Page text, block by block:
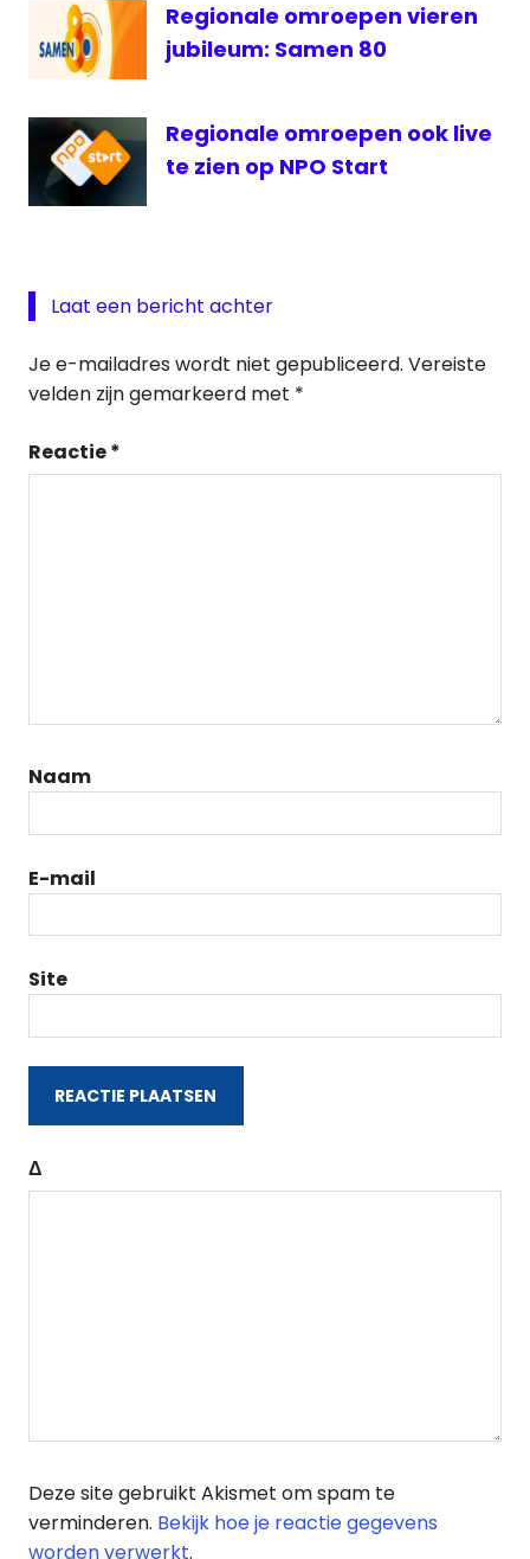
Regionale omroepen vieren
jubileum: Samen 80
Regionale omroepen ook live
te zien op NPO Start
Laat een bericht achter
Je e-mailadres wordt niet gepubliceerd. Vereiste
velden zijn gemarkeerd met *
Reactie*
Naam
E-mail
Site
Δ
Deze site gebruikt Akismet om spam te
verminderen. Bekijk hoe je reactie gegevens
worden verwerkt.